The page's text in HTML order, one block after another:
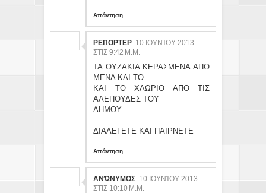
Απάντηση
ΡΕΠΟΡΤΕΡ 10 ΙΟΥΝΊΟΥ 2013
ΣΤΙΣ 9:42 Μ.Μ.
ΤΑ ΟΥΖΑΚΙΑ ΚΕΡΑΣΜΕΝΑ ΑΠΟ
ΜΕΝΑ ΚΑΙ ΤΟ
ΚΑΙ ΤΟ ΧΛΩΡΙΟ ΑΠΟ ΤΙΣ
ΑΛΕΠΟΥΔΕΣ ΤΟΥ
ΔΗΜΟΥ
ΔΙΑΛΕΓΕΤΕ ΚΑΙ ΠΑΙΡΝΕΤΕ
Απάντηση
ΑΝΏΝΥΜΟΣ 10 ΙΟΥΝΊΟΥ 2013
ΣΤΙΣ 10:10 Μ.Μ.